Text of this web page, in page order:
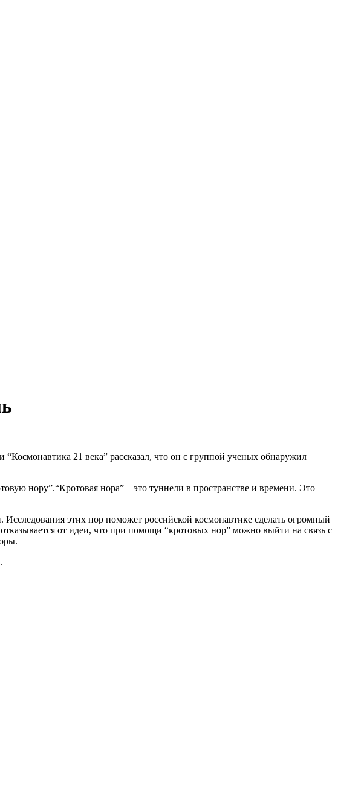
21 века” рассказал, что он с группой ученых обнаружил
нору”.“Кротовая нора” – это туннели в пространстве и времени. Это
этих нор поможет российской космонавтике сделать огромный
от идеи, что при помощи “кротовых нор” можно выйти на связь с